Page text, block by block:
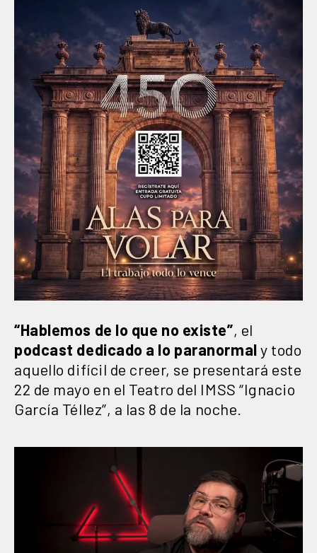
“Hablemos de lo que no existe”, el
podcast dedicado a lo paranormaly todo
aquello difícil de creer, se presentará este
22 de mayo en el Teatro del IMSS “Ignacio
García Téllez”, a las 8 de la noche.